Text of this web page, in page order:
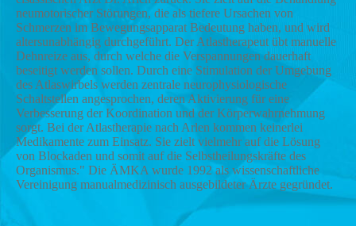
neumotorischer Störungen, die als tiefere Ursachen von
Schmerzen im Bewegungsapparat Bedeutung haben, und wird
altersunabhängig durchgeführt. Der Atlastherapeut übt manuelle
Dehnreize aus, durch welche die Verspannungen dauerhaft
beseitigt werden sollen. Durch eine Stimulation der Umgebung
des Atlaswirbels werden zentrale neurophysiologische
Schaltstellen angesprochen, deren Aktivierung für eine
Verbesserung der Koordination und der Körperwahrnehmung
sorgt. Bei der Atlastherapie nach Arlen kommen keinerlei
Medikamente zum Einsatz. Sie zielt vielmehr auf die Lösung
von Blockaden und somit auf die Selbstheilungskräfte des
Organismus." Die ÄMKA wurde 1992 als wissenschaftliche
Vereinigung manualmedizinisch ausgebildeter Ärzte gegründet.